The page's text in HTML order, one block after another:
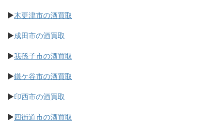
▶木更津市の酒買取
▶成田市の酒買取
▶我孫子市の酒買取
▶鎌ケ谷市の酒買取
▶印西市の酒買取
▶四街道市の酒買取